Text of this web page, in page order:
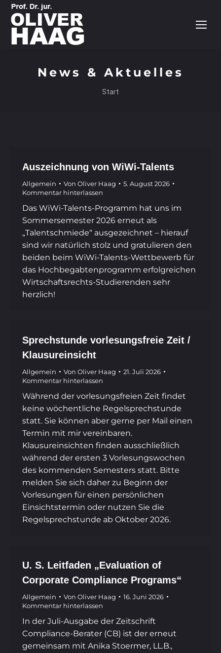
News & Aktuelles
Sie befinden sich hier:
Start
Auszeichnung von WiWi-Talents
Allgemein Von Oliver Haag
5. August 2026
Kommentar hinterlassen
Das WiWi-Talents-Programm hat uns im
Sommersemester 2026 erneut als
„Talentschmiede“ ausgezeichnet – hierauf
sind wir natürlich stolz und gratulieren den
beiden beim WiWi-Talents-Wettbewerb für
das Hochbegabtenprogramm erfolgreichen
Wirtschaftsrechts-Studierenden sehr
herzlich!
Sprechstunde vorlesungsfreie Zeit /
Klausureinsicht
Allgemein Von Oliver Haag
21. Juli 2026
Kommentar hinterlassen
Während der vorlesungsfreien Zeit findet
keine wöchentliche Regelsprechstunde
statt. Sie können aber gerne per Mail einen
Termin mit mir vereinbaren.
Klausureinsichten finden ausschließlich
während der ersten 3 Vorlesungswochen
des kommenden Semesters statt. Bitte
melden Sie sich daher zu Beginn der
Vorlesungen für einen persönlichen
Einsichtstermin oder nutzen Sie die
Regelsprechstunde ab Oktober 2026.
U. S. Leitfaden „Evaluation of
Corporate Compliance Programs“
Allgemein Von Oliver Haag
16. Juni 2026
Kommentar hinterlassen
In der Juli-Ausgabe der Zeitschrift
Compliance-Berater (CB) ist der erneut
gemeinsam mit Anika Stoermer, LL.B.,